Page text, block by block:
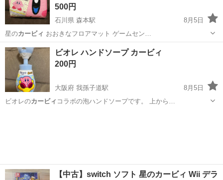
500円
石川県 森本駅
8月5日
星のカービィ おおきなフロアマット ゲームセン…
石川 金沢市 おもちゃ 星のカービィ
ビオレ ハンドソープ カービィ
200円
大阪府 我孫子道駅
8月5日
ビオレのカービィ コラボの泡ハンドソープです。 上から…
【中古】switch ソフト 星のカービィ Wii デラ